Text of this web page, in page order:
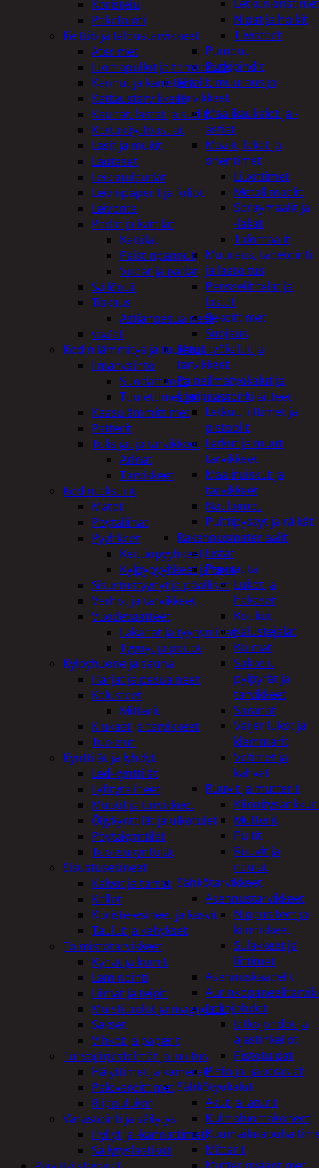
Nipat ja holkit
Tiivisteet
Pumput
Putkipihdit
Maalit, muuraus ja
tarvikkeet
Maalikaukalot ja -
astiat
Maalit, lakat ja
ohentimet
Liuottimet
Metallimaalit
Spraymaalit ja
-lakat
Talomaalit
Muuraus, tapetointi
ja laatoitus
Pensselit telat ja
lastat
Sekoittimet
Suojaus
Muut työkalut ja
tarvikkeet
Paineilmatyökalut ja
kompressorit
Letkut, liittimet ja
pistoolit
Letkut ja muut
tarvikkeet
Maaliruiskut ja
tarvikkeet
Naulaimet
Pulttipyssyt ja räikät
Rakennusmateriaalit
Listat
Pienrauta
Lukot ja
hakaset
Koukut
Kalustejalat
Kulmat
Sakkelit,
pylpyrät ja
tarvikkeet
Saranat
Vaijerilukot ja
klemmarit
Vetimet ja
kahvat
Ruuvit ja mutterit
Mutterit
Pultit
Ruuvit ja
naulat
Sähkötarvikkeet
Asennustarvikkeet
Nippusiteet ja
kiinnikkeet
Sulakkeet ja
liittimet
Asennuskaapelit
Jatkojohdot
Jatkojohdot ja
ajastinkellot
Pistotulpat
Pisto ja -jakorasiat
Sähkötyökalut
Akut ja laturit
Kulmahiomakoneet
Mittarit
Koristelu
Paketointi
Keittiö ja taloustarvikkeet
Aterimet
Juomapullot ja termokset
Kannut ja kanisterit
Kattaustarvikkeet
Kauhat, lastat ja sudit
Kertakäyttöastiat
Lasit ja mukit
Lautaset
Leikkuulaudat
Leivinpaperit ja foliot
Leivonta
Padat ja kattilat
Kattilat
Paistinpannut
Vuoat ja padat
Säilöntä
Tiskaus
Astianpesuaineet
vaa'at
Kodin lämmitys ja tuuletus
Ilmanvaihto
Suodattimet
Tuulettimet ja Ilmastointilaitteet
Kaasulämmittimet
Patterit
Tulisijat ja tarvikkeet
Arinat
Tarvikkeet
Kodintekstiilit
Matot
Pöytäliinat
Pyyhkeet
Keittiöpyyhkeet
Kylpypyyhkeet ja takit
Sisustustyynyt ja päälliset
Verhot ja tarvikkeet
Vuodevaatteet
Lakanat ja tyynynlinat
Tyynyt ja peitot
Kylpyhuone ja sauna
Harjat ja pesuaineet
Kalusteet
Mittarit
Kiukaat ja tarvikkeet
Tuoksut
Kynttilät ja lyhdyt
Led-kynttilät
Lyhtytelineet
Muotit ja tarvikkeet
Öljykynttilät ja ulkotulet
Pöytäkynttilät
Tuoksukynttilät
Sisustusesineet
Kalvot ja tarrat
Kellot
Koriste-esineet ja kasvit
Taulut ja kehykset
Toimistotarvikkeet
Kynät ja kumit
Laminointi
Liimat ja teipit
Muistitaulut ja magneetit
Sakset
Vihkot ja paperit
Turvajärjestelmät ja lukitus
Hälyttimet ja kamerat
Palovaroittimet
Riippulukot
Varastointi ja säilytys
Hyllyt ja -kannattimet
Säilytyslaatikot